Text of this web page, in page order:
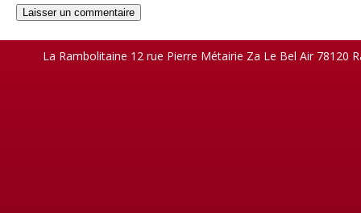
La Rambolitaine 12 rue Pierre Métairie Za Le Bel Air